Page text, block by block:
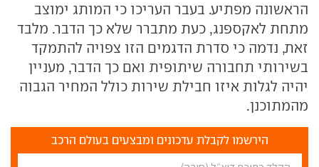
הראשונה מפתיע. בעבר העריכו כי המותג ימוצב
מתחת לאקספנג, כעת מתברר שלא כך הדבר. מלבד
זאת, נדמה כי סדרת הדגמים הזו צפויה להתמקד
בשירותי תחבורה שיתופית ואם כך הדבר, מעניין
יהיה לגלות איזו חבילת שירות כולל המחיר הגבוה
מהמתוכנן.
הירשמו לקבלת עדכונים ומבצעים בעולם הרכב